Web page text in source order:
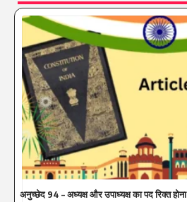
अनुच्छेद 94 – अध्यक्ष और उपाध्यक्ष का पद रिक्त होना